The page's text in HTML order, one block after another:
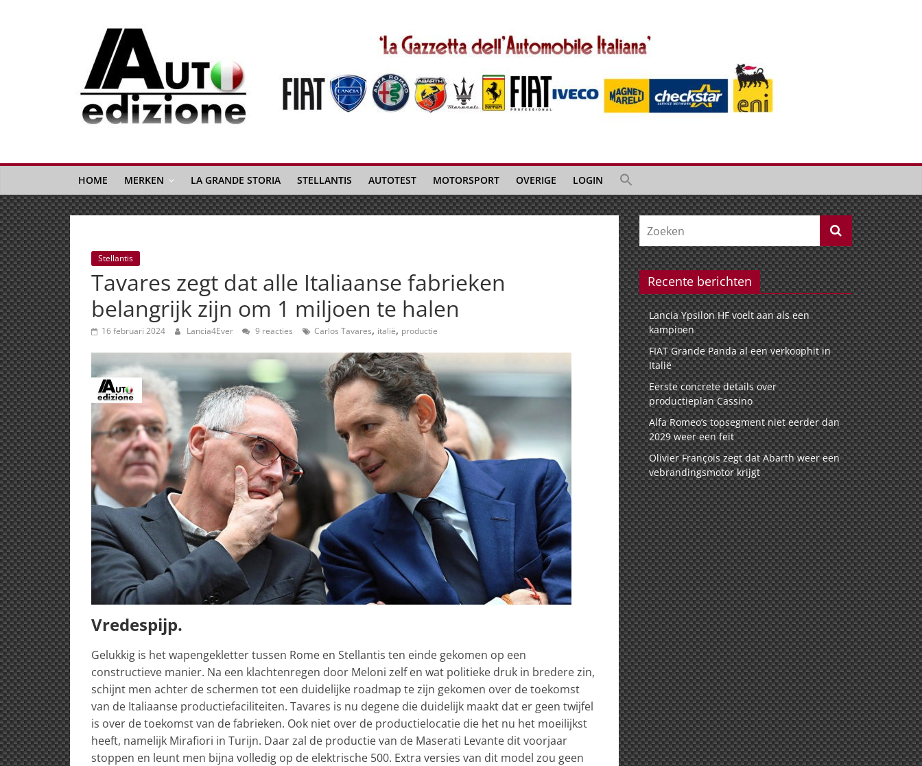
Auto
Edizione
La
Gazetta
dell'Automobile
Italiana
|
Italiaans
autonieuws
&
lifestyle
HOME MERKEN LA GRANDE STORIA STELLANTIS AUTOTEST MOTORSPORT OVERIGE LOGIN
Stellantis
Tavares zegt dat alle Italiaanse fabrieken
belangrijk zijn om 1 miljoen te halen
16 februari 2024 Lancia4Ever 9 reacties Carlos Tavares, italië, productie
Vredespijp.
Gelukkig is het wapengekletter tussen Rome en Stellantis ten einde gekomen op een
constructieve manier. Na een klachtenregen door Meloni zelf en wat politieke druk in bredere zin,
schijnt men achter de schermen tot een duidelijke roadmap te zijn gekomen over de toekomst
van de Italiaanse productiefaciliteiten. Tavares is nu degene die duidelijk maakt dat er geen twijfel
is over de toekomst van de fabrieken. Ook niet over de productielocatie die het nu het moeilijkst
heeft, namelijk Mirafiori in Turijn. Daar zal de productie van de Maserati Levante dit voorjaar
stoppen en leunt men bijna volledig op de elektrische 500. Extra versies van dit model zou geen
Recente berichten
Lancia Ypsilon HF voelt aan als een
kampioen
FIAT Grande Panda al een verkoophit in
Italië
Eerste concrete details over
productieplan Cassino
Alfa Romeo’s topsegment niet eerder dan
2029 weer een feit
Olivier François zegt dat Abarth weer een
vebrandingsmotor krijgt